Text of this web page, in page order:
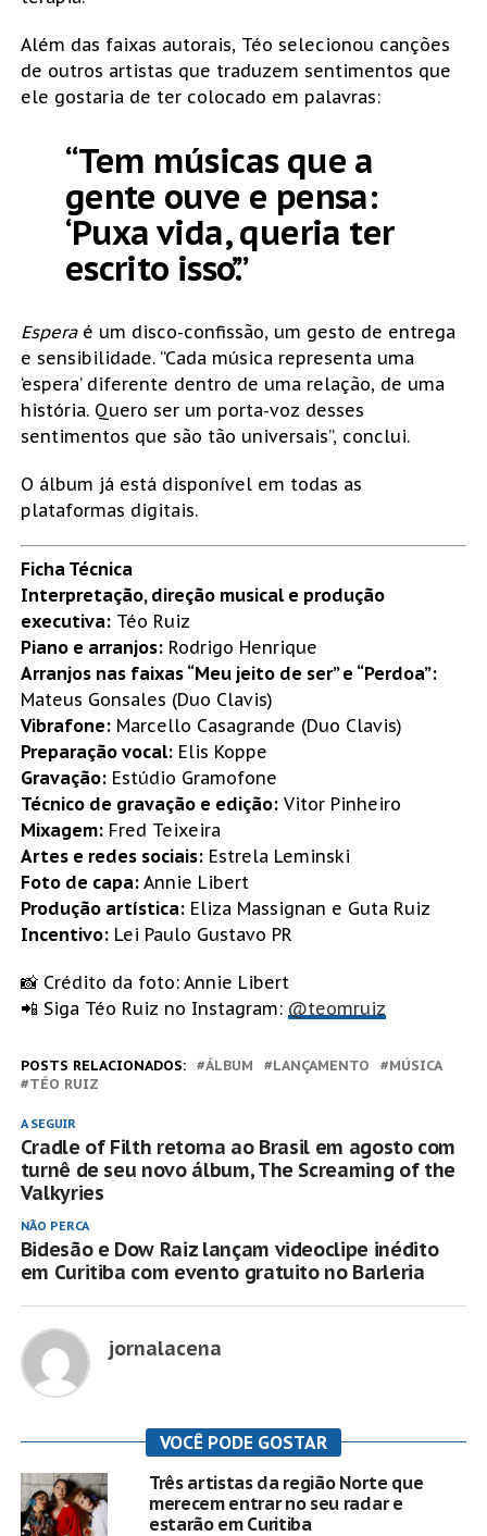
Além das faixas autorais, Téo selecionou canções
de outros artistas que traduzem sentimentos que
ele gostaria de ter colocado em palavras:
“Tem músicas que a
gente ouve e pensa:
‘Puxa vida, queria ter
escrito isso’.”
Esperaé um disco-confissão, um gesto de entrega
e sensibilidade. “Cada música representa uma
‘espera’ diferente dentro de uma relação, de uma
história. Quero ser um porta-voz desses
sentimentos que são tão universais”, conclui.
O álbum já está disponível em todas as
plataformas digitais.
Ficha Técnica
Interpretação, direção musical e produção
executiva:Téo Ruiz
Piano e arranjos:Rodrigo Henrique
Arranjos nas faixas “Meu jeito de ser” e “Perdoa”:
Mateus Gonsales (Duo Clavis)
Vibrafone:Marcello Casagrande (Duo Clavis)
Preparação vocal:Elis Koppe
Gravação:Estúdio Gramofone
Técnico de gravação e edição:Vitor Pinheiro
Mixagem:Fred Teixeira
Artes e redes sociais:Estrela Leminski
Foto de capa:Annie Libert
Produção artística:Eliza Massignan e Guta Ruiz
Incentivo:Lei Paulo Gustavo PR
📸 Crédito da foto: Annie Libert
📲 Siga Téo Ruiz no Instagram: @teomruiz
POSTS RELACIONADOS: ÁLBUM LANÇAMENTO
MÚSICA
TÉO RUIZ
A SEGUIR
Cradle of Filth retorna ao Brasil em agosto com
turnê de seu novo álbum, The Screaming of the
Valkyries
NÃO PERCA
Bidesão e Dow Raiz lançam videoclipe inédito
em Curitiba com evento gratuito no Barleria
jornalacena
VOCÊ PODE GOSTAR
Três artistas da região Norte que
merecem entrar no seu radar e
estarão em Curitiba